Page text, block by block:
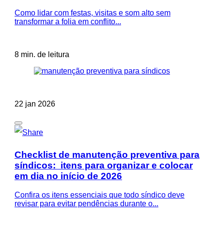
Como lidar com festas, visitas e som alto sem
transformar a folia em conflito...
8 min. de leitura
22 jan 2026
Checklist de manutenção preventiva para
síndicos: itens para organizar e colocar
em dia no início de 2026
Confira os itens essenciais que todo síndico deve
revisar para evitar pendências durante o...